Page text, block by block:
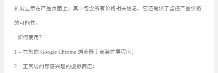
扩展显示在产品页面上，其中包含所有价格相关信息。它还提供了监控产品价格
的可能性。
- 如何使用？ --
1 – 在您的 Google Chrome 浏览器上安装扩展程序；
2 – 正常访问您感兴趣的虚拟商店；